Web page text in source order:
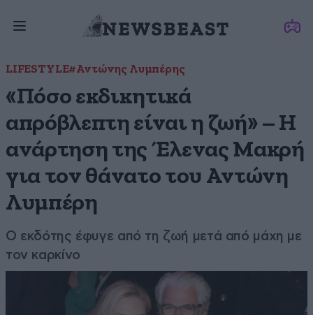
LIFESTYLE#Αντώνης Λυμπέρης
«Πόσο εκδικητικά
απρόβλεπτη είναι η ζωή» – Η
ανάρτηση της Έλενας Μακρή
για τον θάνατο του Αντώνη
Λυμπέρη
Ο εκδότης έφυγε από τη ζωή μετά από μάχη με
τον καρκίνο